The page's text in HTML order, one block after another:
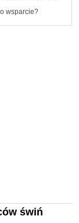
wsparcie?
świń